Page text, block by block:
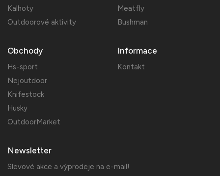
Kalhoty
Outdoorové aktivity
Meatfly
Bushman
Obchody
Hs-sport
Nejoutdoor
Knifestock
Husky
OutdoorMarket
Informace
Kontakt
Newsletter
Slevové akce a výprodeje na e-mail!